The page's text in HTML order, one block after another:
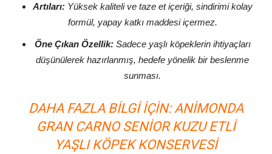
Artıları:Yüksek kaliteli ve taze et içeriği, sindirimi kolay
formül, yapay katkı maddesi içermez.
Öne Çıkan Özellik:Sadece yaşlı köpeklerin ihtiyaçları
düşünülerek hazırlanmış, hedefe yönelik bir beslenme
sunması.
DAHA FAZLA BILGI IÇIN:ANIMONDA
GRAN CARNO SENIOR KUZU ETLI
YAŞLI KÖPEK KONSERVESI